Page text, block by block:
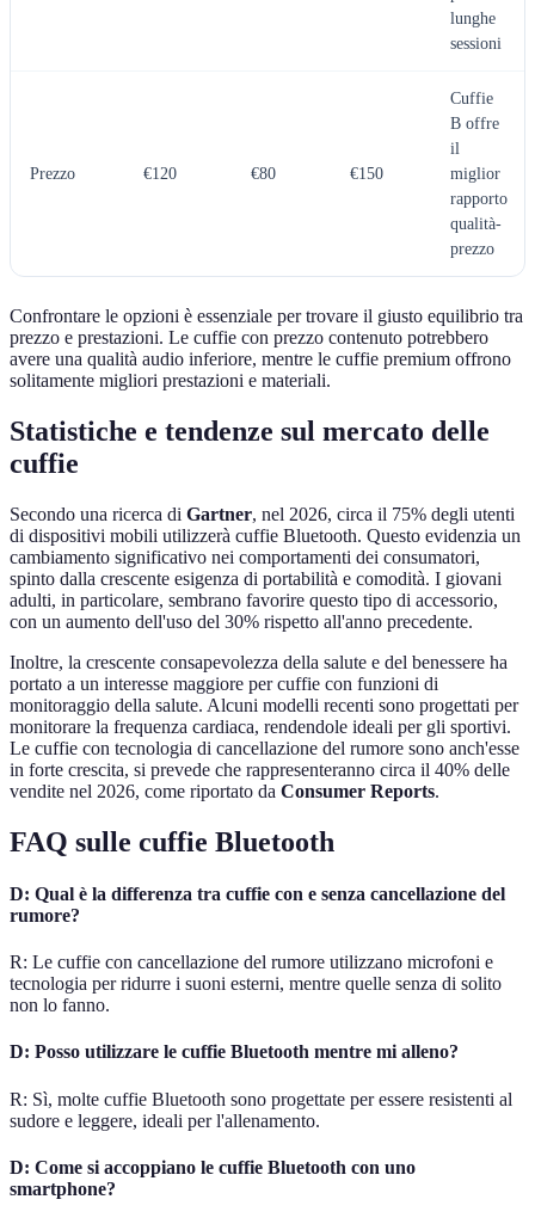
lunghe
sessioni
Prezzo €120 €80 €150
Cuffie
B offre
il
miglior
rapporto
qualità-
prezzo
Confrontare le opzioni è essenziale per trovare il giusto equilibrio tra
prezzo e prestazioni. Le cuffie con prezzo contenuto potrebbero
avere una qualità audio inferiore, mentre le cuffie premium offrono
solitamente migliori prestazioni e materiali.
Statistiche e tendenze sul mercato delle
cuffie
Secondo una ricerca di Gartner, nel 2026, circa il 75% degli utenti
di dispositivi mobili utilizzerà cuffie Bluetooth. Questo evidenzia un
cambiamento significativo nei comportamenti dei consumatori,
spinto dalla crescente esigenza di portabilità e comodità. I giovani
adulti, in particolare, sembrano favorire questo tipo di accessorio,
con un aumento dell'uso del 30% rispetto all'anno precedente.
Inoltre, la crescente consapevolezza della salute e del benessere ha
portato a un interesse maggiore per cuffie con funzioni di
monitoraggio della salute. Alcuni modelli recenti sono progettati per
monitorare la frequenza cardiaca, rendendole ideali per gli sportivi.
Le cuffie con tecnologia di cancellazione del rumore sono anch'esse
in forte crescita, si prevede che rappresenteranno circa il 40% delle
vendite nel 2026, come riportato da Consumer Reports.
FAQ sulle cuffie Bluetooth
D: Qual è la differenza tra cuffie con e senza cancellazione del
rumore?
R: Le cuffie con cancellazione del rumore utilizzano microfoni e
tecnologia per ridurre i suoni esterni, mentre quelle senza di solito
non lo fanno.
D: Posso utilizzare le cuffie Bluetooth mentre mi alleno?
R: Sì, molte cuffie Bluetooth sono progettate per essere resistenti al
sudore e leggere, ideali per l'allenamento.
D: Come si accoppiano le cuffie Bluetooth con uno
smartphone?